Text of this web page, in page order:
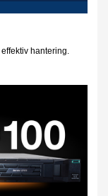
hantering.